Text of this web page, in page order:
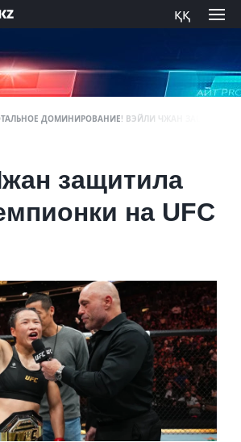
ққ
ДОМИНИРОВАНИЕ! ВЭЙЛИ ЧЖАН ЗАЩИТИЛА
защитила
на UFC